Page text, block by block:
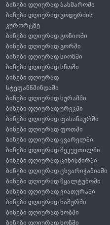
ბინები დღიურად ბახმაროში
ბინები დღიურად გოდერძის
კურორტზე
ბინები დღიურად გონიოში
ბინები დღიურად გორში
ბინები დღიურად სიონში
ბინები დღიურად სნოში
ბინები დღიურად
სტეფანწმინდაში
ბინები დღიურად სურამში
ბინები დღიურად ურეკში
ბინები დღიურად ფასანაურში
ბინები დღიურად ფოთში
ბინები დღიურად ყვარელში
ბინები დღიურად შეკვეთილში
ბინები დღიურად ციხისძირში
ბინები დღიურად ცხვარიჭამიაში
ბინები დღიურად წყალტუბოში
ბინები დღიურად ჭიათურაში
ბინები დღიურად ხაშურში
ბინები დღიურად ხობში
ბინები დღიურად ხონში